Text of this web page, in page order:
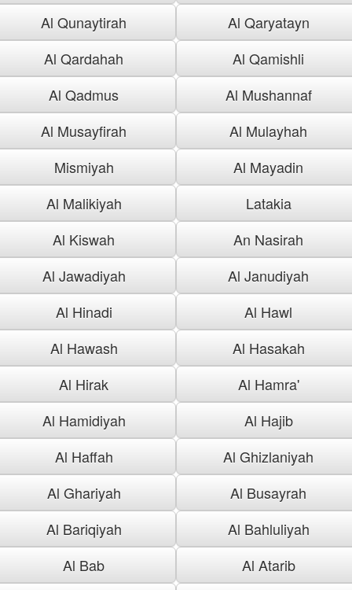
Al Qunaytirah
Al Qaryatayn
Al Qardahah
Al Qamishli
Al Qadmus
Al Mushannaf
Al Musayfirah
Al Mulayhah
Mismiyah
Al Mayadin
Al Malikiyah
Latakia
Al Kiswah
An Nasirah
Al Jawadiyah
Al Janudiyah
Al Hinadi
Al Hawl
Al Hawash
Al Hasakah
Al Hirak
Al Hamra'
Al Hamidiyah
Al Hajib
Al Haffah
Al Ghizlaniyah
Al Ghariyah
Al Busayrah
Al Bariqiyah
Al Bahluliyah
Al Bab
Al Atarib